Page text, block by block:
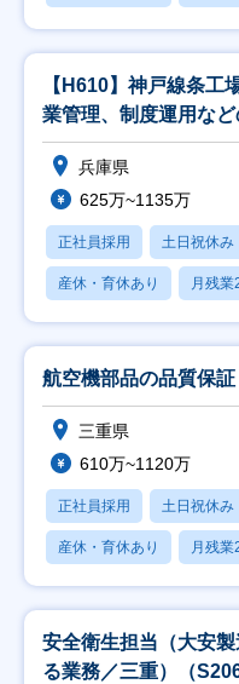
【H610】神戸線条工
業管理、制度運用など
兵庫県
625万~1135万
正社員採用 土日祝休み
産休・育休あり 月残業
航空機部品の品質保
三重県
610万~1120万
正社員採用 土日祝休み
産休・育休あり 月残業
安全衛生担当（大安
る業務／三重）（S206